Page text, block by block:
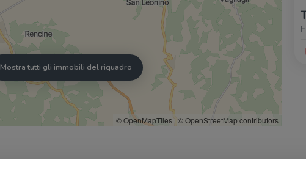
© OpenMapTiles| © OpenStreetMap contributors
Mostra tutti gli immobili del riquadro